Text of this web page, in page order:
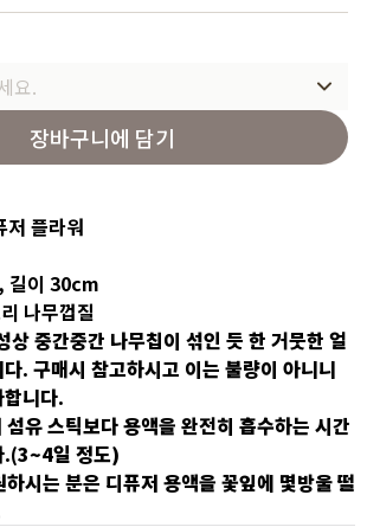
요.
장바구니에 담기
플라워
길이 30cm
나무껍질
상 중간중간 나무칩이 섞인 듯 한 거뭇한 얼
. 구매시 참고하시고 이는 불량이 아니니
니다.
스틱보다 용액을 완전히 흡수하는 시간
.(3~4일 정도)
는 분은 디퓨저 용액을 꽃잎에 몇방울 떨